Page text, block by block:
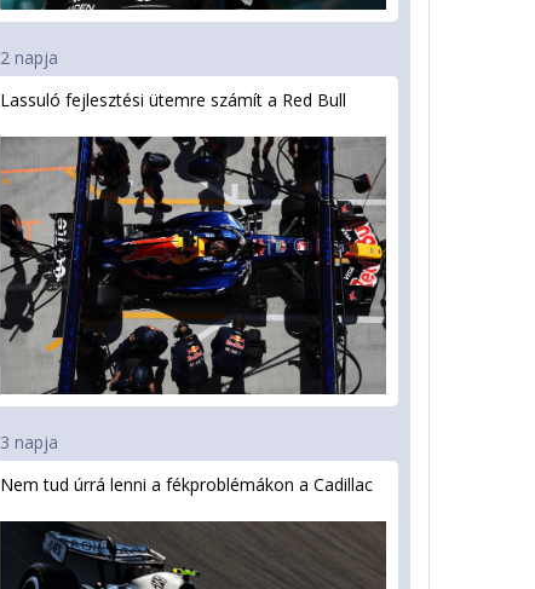
2 napja
Lassuló fejlesztési ütemre számít a Red Bull
3 napja
Nem tud úrrá lenni a fékproblémákon a Cadillac